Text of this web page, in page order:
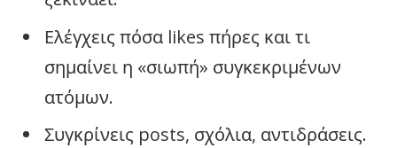
Ελέγχεις πόσα likes πήρες και τι
σημαίνει η «σιωπή» συγκεκριμένων
ατόμων.
Συγκρίνεις posts, σχόλια, αντιδράσεις.